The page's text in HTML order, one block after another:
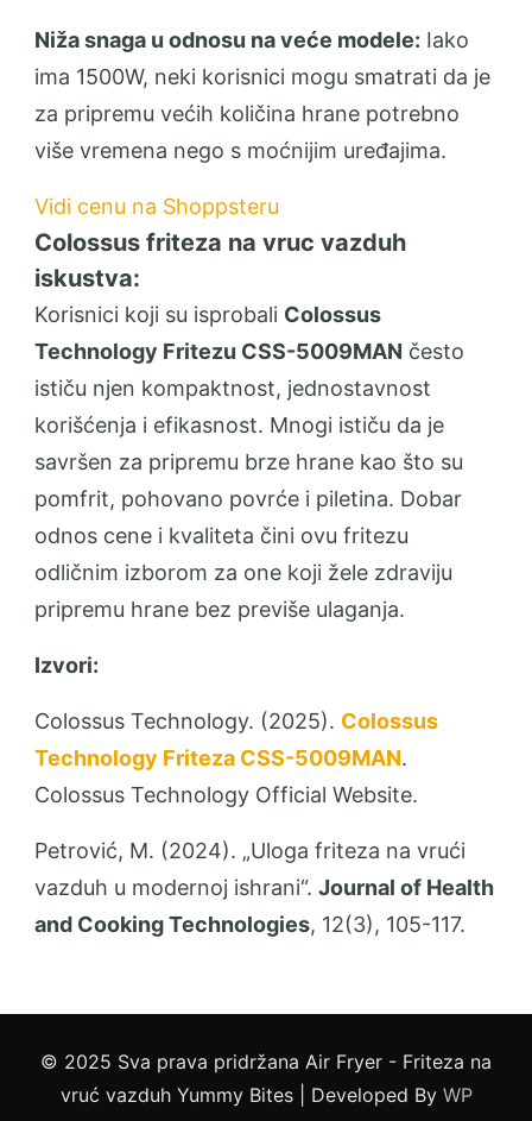
Niža snaga u odnosu na veće modele: Iako
ima 1500W, neki korisnici mogu smatrati da je
za pripremu većih količina hrane potrebno
više vremena nego s moćnijim uređajima.
Vidi cenu na Shoppsteru
Colossus friteza na vruc vazduh
iskustva:
Korisnici koji su isprobali Colossus
Technology Fritezu CSS-5009MAN često
ističu njen kompaktnost, jednostavnost
korišćenja i efikasnost. Mnogi ističu da je
savršen za pripremu brze hrane kao što su
pomfrit, pohovano povrće i piletina. Dobar
odnos cene i kvaliteta čini ovu fritezu
odličnim izborom za one koji žele zdraviju
pripremu hrane bez previše ulaganja.
Izvori:
Colossus Technology. (2025). Colossus
Technology Friteza CSS-5009MAN.
Colossus Technology Official Website.
Petrović, M. (2024). „Uloga friteza na vrući
vazduh u modernoj ishrani“. Journal of Health
and Cooking Technologies, 12(3), 105-117.
© 2025 Sva prava pridržana Air Fryer - Friteza na
vruć vazduh Yummy Bites | Developed By WP